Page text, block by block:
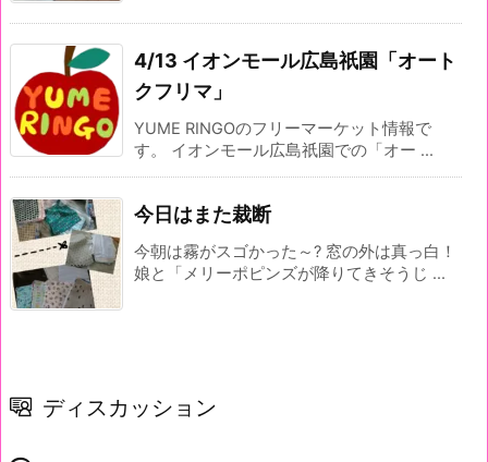
4/13 イオンモール広島祇園「オート
クフリマ」
YUME RINGOのフリーマーケット情報で
す。 イオンモール広島祇園での「オー ...
今日はまた裁断
今朝は霧がスゴかった～? 窓の外は真っ白！
娘と「メリーポピンズが降りてきそうじ ...
ディスカッション